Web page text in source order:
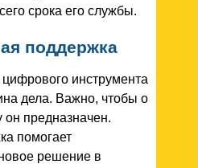
срока его службы.
поддержка
инструмента
дела. Важно, чтобы о
он предназначен.
помогает
решение в